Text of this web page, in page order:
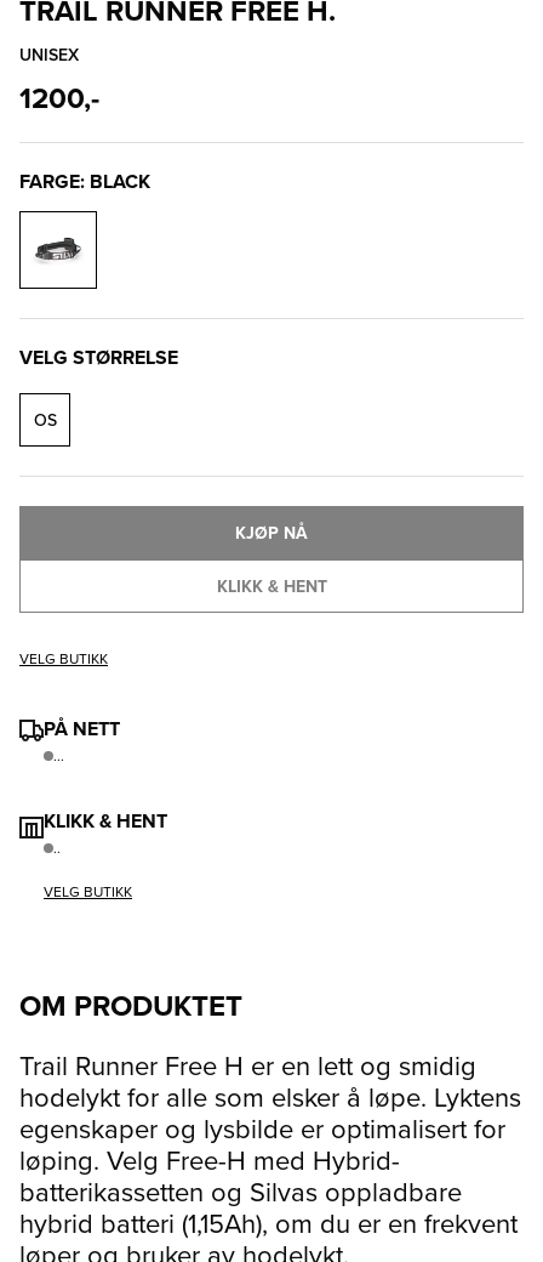
TRAIL RUNNER FREE H.
UNISEX
1200,-
FARGE: BLACK
VELG STØRRELSE
OS
KLIKK & HENT
KJØP NÅ
VELG BUTIKK
PÅ NETT
...
KLIKK & HENT
..
VELG BUTIKK
OM PRODUKTET
Trail Runner Free H er en lett og smidig
hodelykt for alle som elsker å løpe. Lyktens
egenskaper og lysbilde er optimalisert for
løping. Velg Free-H med Hybrid-
batterikassetten og Silvas oppladbare
hybrid batteri (1,15Ah), om du er en frekvent
løper og bruker av hodelykt.